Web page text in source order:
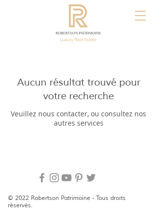
Aucun résultat trouvé pour
votre recherche
Veuillez nous contacter, ou consultez nos
autres services
© 2022 Robertson Patrimoine - Tous droits
réservés.